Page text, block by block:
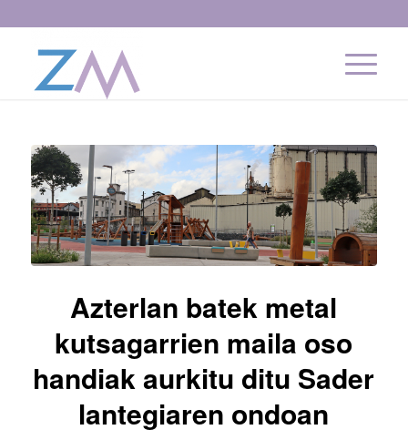
Azterlan batek metal
kutsagarrien maila oso
handiak aurkitu ditu Sader
lantegiaren ondoan